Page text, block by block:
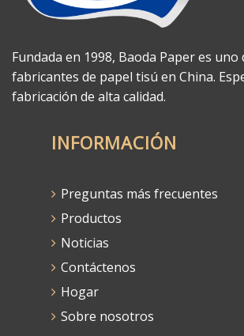
Fundada en 1998, Baoda Paper es
fabricantes de papel tisú en China.
fabricación de alta calidad.
INFORMACIÓN
Preguntas más frecuentes
Productos
Noticias
Contáctenos
Hogar
Sobre nosotros